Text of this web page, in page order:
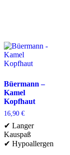
Büermann –
Kamel
Kopfhaut
16,90 €
✔ Langer
Kauspaß
✔ Hypoallergen